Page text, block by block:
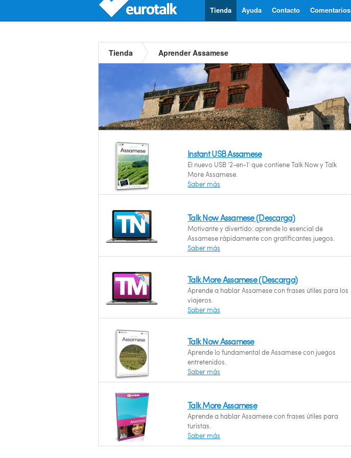
Comentarios
Contacto
Ayuda
Tienda
Tienda Aprender Assamese
Instant USB Assamese
El nuevo USB ‘2-en-1’ que contiene Talk Now y Talk
More Assamese.
Saber más
Talk Now Assamese (Descarga)
Motivante y divertido: aprende lo esencial de
Assamese rápidamente con gratificantes juegos.
Saber más
Talk More Assamese (Descarga)
Aprende a hablar Assamese con frases útiles para los
viajeros.
Saber más
Talk Now Assamese
Aprende lo fundamental de Assamese con juegos
entretenidos.
Saber más
Talk More Assamese
Aprende a hablar Assamese con frases útiles para
turistas.
Saber más